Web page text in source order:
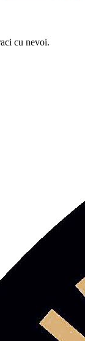
cu nevoi.